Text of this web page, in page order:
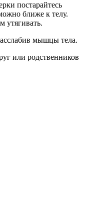
постарайтесь
ближе к телу.
утягивать.
мышцы тела.
или родственников